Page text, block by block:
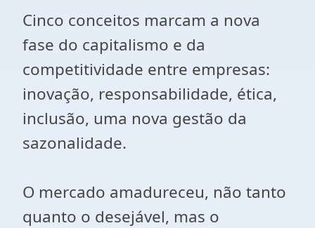
Cinco conceitos marcam a nova
fase do capitalismo e da
competitividade entre empresas:
inovação, responsabilidade, ética,
inclusão, uma nova gestão da
sazonalidade.
O mercado amadureceu, não tanto
quanto o desejável, mas o